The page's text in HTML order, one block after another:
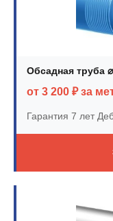
Обсадная труба
от 3 200 ₽ за
Гарантия 7 лет